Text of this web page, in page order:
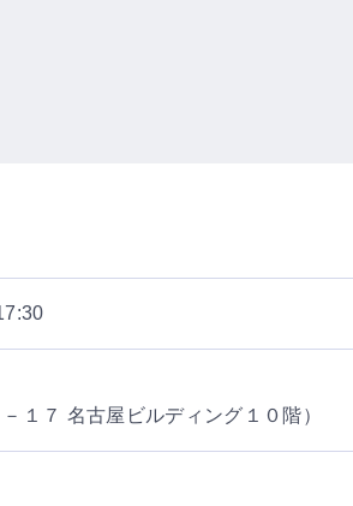
１７ 名古屋ビルディング１０階）